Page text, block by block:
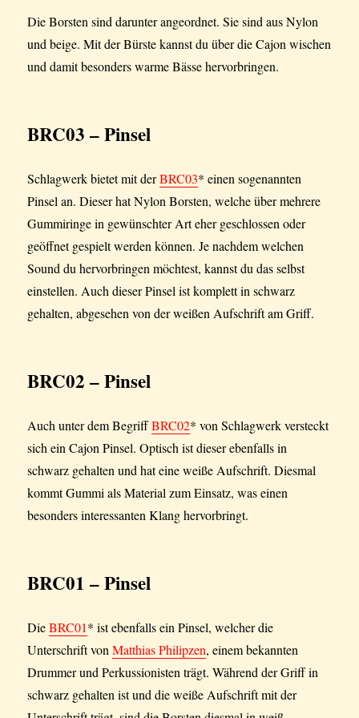
Die Borsten sind darunter angeordnet. Sie sind aus Nylon
und beige. Mit der Bürste kannst du über die Cajon wischen
und damit besonders warme Bässe hervorbringen.
BRC03 – Pinsel
Schlagwerk bietet mit derBRC03* einen sogenannten
Pinsel an. Dieser hat Nylon Borsten, welche über mehrere
Gummiringe in gewünschter Art eher geschlossen oder
geöffnet gespielt werden können. Je nachdem welchen
Sound du hervorbringen möchtest, kannst du das selbst
einstellen. Auch dieser Pinsel ist komplett in schwarz
gehalten, abgesehen von der weißen Aufschrift am Griff.
BRC02 – Pinsel
Auch unter dem BegriffBRC02* von Schlagwerk versteckt
sich ein Cajon Pinsel. Optisch ist dieser ebenfalls in
schwarz gehalten und hat eine weiße Aufschrift. Diesmal
kommt Gummi als Material zum Einsatz, was einen
besonders interessanten Klang hervorbringt.
BRC01 – Pinsel
DieBRC01* ist ebenfalls ein Pinsel, welcher die
Unterschrift vonMatthias Philipzen, einem bekannten
Drummer und Perkussionisten trägt. Während der Griff in
schwarz gehalten ist und die weiße Aufschrift mit der